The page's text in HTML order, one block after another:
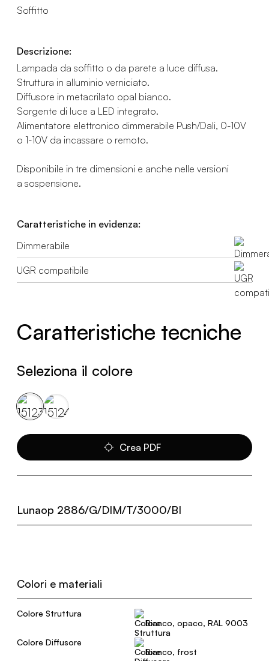
Soffitto
Descrizione:
Lampada da soffitto o da parete a luce diffusa.
Struttura in alluminio verniciato.
Diffusore in metacrilato opal bianco.
Sorgente di luce a LED integrato.
Alimentatore elettronico dimmerabile Push/Dali, 0-10V
o 1-10V da incassare o remoto.
Disponibile in tre dimensioni e anche nelle versioni
a sospensione.
Caratteristiche in evidenza:
Dimmerabile
UGR compatibile
Caratteristiche tecniche
Seleziona il colore
Crea PDF
Lunaop 2886/G/DIM/T/3000/BI
Colori e materiali
Colore Struttura
Bianco, opaco, RAL 9003
Colore Diffusore
Bianco, frost